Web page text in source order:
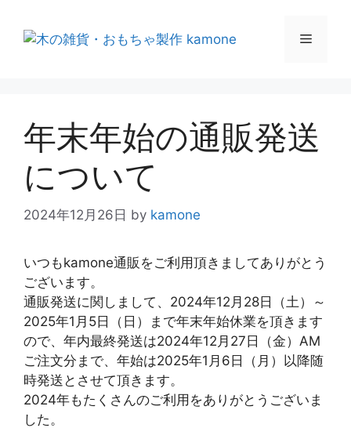
年末年始の通販発送
について
2024年12月26日 by kamone
いつもkamone通販をご利用頂きましてありがとう
ございます。
通販発送に関しまして、2024年12月28日（土）～
2025年1月5日（日）まで年末年始休業を頂きます
ので、年内最終発送は2024年12月27日（金）AM
ご注文分まで、年始は2025年1月6日（月）以降随
時発送とさせて頂きます。
2024年もたくさんのご利用をありがとうございま
した。